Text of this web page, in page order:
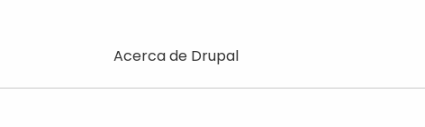
Acerca de Drupal